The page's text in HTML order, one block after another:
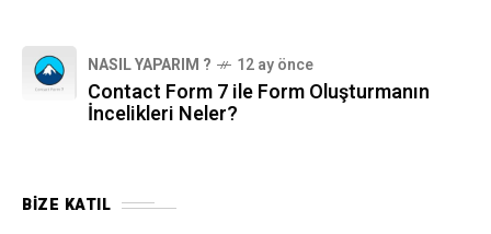
NASIL YAPARIM ? 12 ay önce
Contact Form 7 ile Form Oluşturmanın
İncelikleri Neler?
BIZE KATIL